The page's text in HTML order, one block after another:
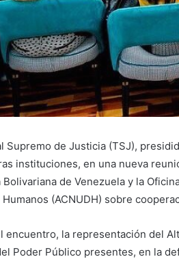
Supremo de Justicia (TSJ),
instituciones, en una nueva
Bolivariana de Venezuela y la
(ACNUDH) sobre
encuentro, la representación del
Poder Público presentes, en la